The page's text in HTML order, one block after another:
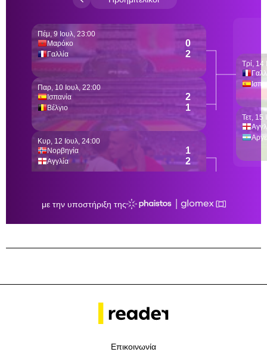
Επικοινωνία